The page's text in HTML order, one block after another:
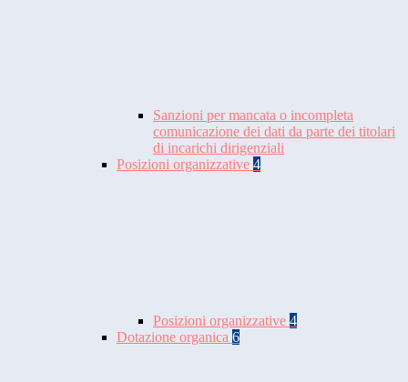
Sanzioni per mancata o incompleta
comunicazione dei dati da parte dei titolari
di incarichi dirigenziali
Posizioni organizzative 4
Posizioni organizzative 4
Dotazione organica 6